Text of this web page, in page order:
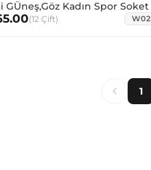
GÜneş,Göz Kadın Spor Soket
(12 Çift) W02
1